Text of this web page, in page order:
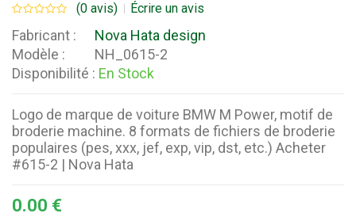
(0 avis) Écrire un avis
Fabricant :
Nova Hata design
Modèle :
NH_0615-2
Disponibilité : En Stock
Logo de marque de voiture BMW M Power, motif de
broderie machine. 8 formats de fichiers de broderie
populaires (pes, xxx, jef, exp, vip, dst, etc.) Acheter
#615-2 | Nova Hata
0.00 €